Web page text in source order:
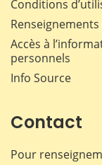
Conditions
Accès à
personnels
Info Source
Contact
Pour